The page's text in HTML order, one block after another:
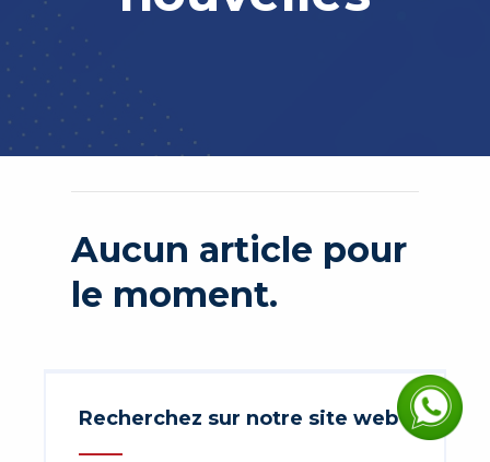
Aucun article pour
le moment.
Recherchez sur notre site web